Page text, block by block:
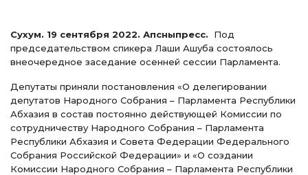
Сухум. 19 сентября 2022. Апсныпресс. Под
председательством спикера Лаши Ашуба состоялось
внеочередное заседание осенней сессии Парламента.
Депутаты приняли постановления «О делегировании
депутатов Народного Собрания – Парламента Республики
Абхазия в состав постоянно действующей Комиссии по
сотрудничеству Народного Собрания – Парламента
Республики Абхазия и Совета Федерации Федерального
Собрания Российской Федерации» и «О создании
Комиссии Народного Собрания – Парламента Республики